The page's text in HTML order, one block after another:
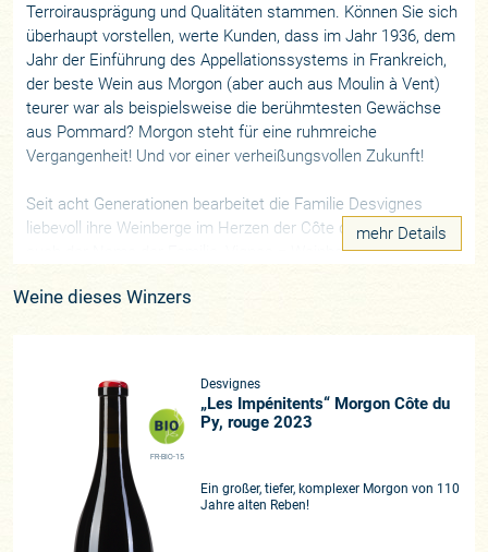
Terroirausprägung und Qualitäten stammen. Können Sie sich
überhaupt vorstellen, werte Kunden, dass im Jahr 1936, dem
Jahr der Einführung des Appellationssystems in Frankreich,
der beste Wein aus Morgon (aber auch aus Moulin à Vent)
teurer war als beispielsweise die berühmtesten Gewächse
aus Pommard? Morgon steht für eine ruhmreiche
Vergangenheit! Und vor einer verheißungsvollen Zukunft!
Seit acht Generationen bearbeitet die Familie Desvignes
liebevoll ihre Weinberge im Herzen der Côte du Py. (Daher
auch der Name der Familie, Vignes = Weinberge, denn seit
Frankreich häufig nach dem ausgeübten Beruf) Die steilen
zwischen 65 und 80, die ältesten bei 100 Jahren. Auch
dieses hohe Alter der Reben kennen wir natürlich von den
berühmtesten Lagen des Burgunds, doch das hätten viele
Weinliebhaber großer Weine im Beaujolais so niemals
erwartet!
William Kelley, im Burgund lebend und für den Wine Advocate
mehr Details
Weine dieses Winzers
FR-BIO-15
Desvignes
„Les Impénitents“ Morgon Côte du
Py, rouge 2023
Ein großer, tiefer, komplexer Morgon von 110
Jahre alten Reben!